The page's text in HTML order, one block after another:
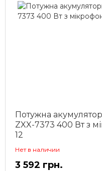
Потужна
ZXX-7373 400 Вт з
12
Нет в наличии
3 592 грн.